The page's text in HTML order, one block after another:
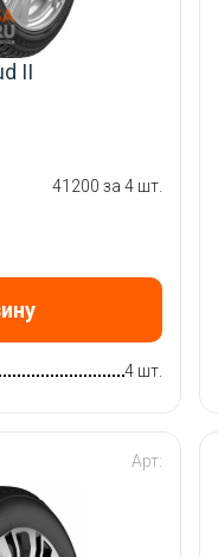
II
41200 за 4 шт.
4 шт.
Арт: